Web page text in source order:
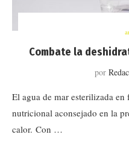
Combate la
por
El agua de mar esterilizada
nutricional aconsejado en la
calor. Con …